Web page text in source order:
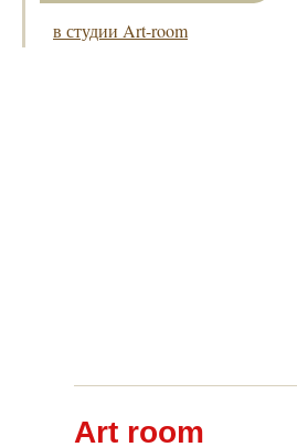
в студии Art-room
Art room